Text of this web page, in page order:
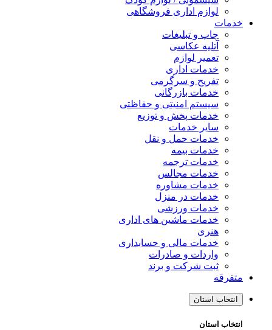
لوازم اداری فروشگاهی
خدمات
چاپ و تبلیغات
آتلیه عکاسی
تعمیر لوازم
خدمات اداری
تفریح و سرگرمی
خدمات بازرگانی
سیستم امنیتی و حفاظتی
خدمات پخش و توزیع
سایر خدمات
خدمات حمل و نقل
خدمات بیمه
خدمات ترجمه
خدمات مجالس
خدمات مشاوره
خدمات در منزل
خدمات ورزشی
خدمات ماشین های اداری
هنری
خدمات مالی و حسابداری
واردات و صادرات
ثبت شرکت و برند
متفرقه
انتخاب استان
انتخاب استان